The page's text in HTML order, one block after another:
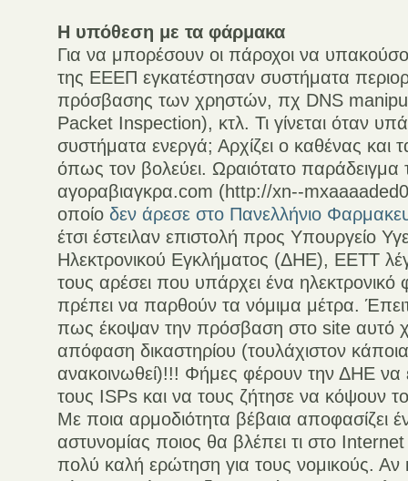
Η υπόθεση με τα φάρμακα
Για να μπορέσουν οι πάροχοι να
της ΕΕΕΠ εγκατέστησαν συστήματα
πρόσβασης των χρηστών, πχ DNS
Packet Inspection), κτλ. Τι γίνεται όταν
συστήματα ενεργά; Αρχίζει ο καθένας και
όπως τον βολεύει. Ωραιότατο παράδειγμα
αγοραβιαγκρα.com (http://xn--
οποίοδεν άρεσε στο Πανελλήνιο
έτσι έστειλαν επιστολή προς Υπουργείο
Ηλεκτρονικού Εγκλήματος (ΔΗΕ), ΕΕΤΤ
τους αρέσει που υπάρχει ένα
πρέπει να παρθούν τα νόμιμα μέτρα.
πως έκοψαν την πρόσβαση στο site αυτό
απόφαση δικαστηρίου (τουλάχιστον
ανακοινωθεί)!!! Φήμες φέρουν την ΔΗΕ να
τους ISPs και να τους ζήτησε να κόψουν
Με ποια αρμοδιότητα βέβαια αποφασίζει
αστυνομίας ποιος θα βλέπει τι στο Internet
πολύ καλή ερώτηση για τους νομικούς. Αν